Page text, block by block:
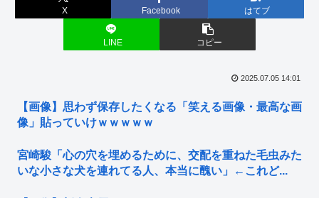
X Facebook はてブ
LINE コピー
2025.07.05 14:01
【画像】思わず保存したくなる「笑える画像・最高な画
像」貼っていけｗｗｗｗｗ
宮崎駿「心の穴を埋めるために、交配を重ねた毛虫みた
いな小さな犬を連れてる人、本当に醜い」←これど...